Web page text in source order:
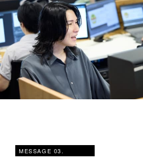
MESSAGE 03.